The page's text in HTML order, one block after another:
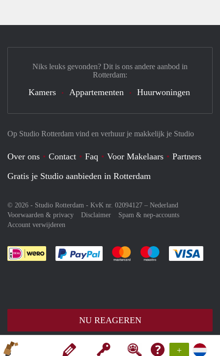
+
NU REAGEREN
Op Studio Rotterdam vind en verhuur je makkelijk je Studio
Over ons Contact Faq Voor Makelaars
Partners
Gratis je Studio aanbieden in Rotterdam
© 2026 - Studio Rotterdam - KvK nr. 02094127 – Nederland
Voorwaarden & privacy
Disclaimer
Spam & nep-accounts
Account verwijderen
Je rekent gemakkelijk af met Paypal
Je rekent gemakkelijk af met
Je rekent
Niks leuks gevonden? Dit is ons andere aanbod in
Rotterdam:
Kamers Appartementen Huurwoningen